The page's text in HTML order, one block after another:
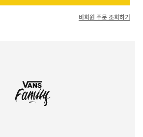
비회원 주문 조회하기